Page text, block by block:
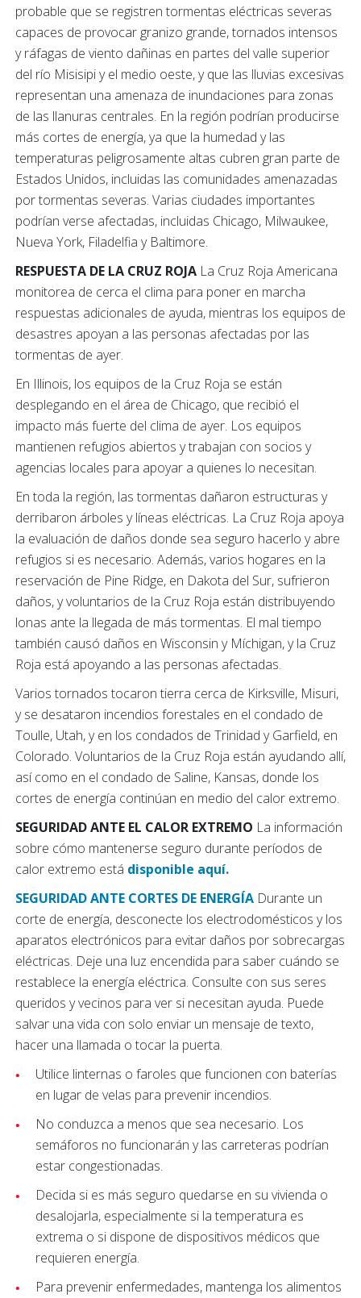
probable que se registren tormentas eléctricas severas
capaces de provocar granizo grande, tornados intensos
y ráfagas de viento dañinas en partes del valle superior
del río Misisipi y el medio oeste, y que las lluvias excesivas
representan una amenaza de inundaciones para zonas
de las llanuras centrales. En la región podrían producirse
más cortes de energía, ya que la humedad y las
temperaturas peligrosamente altas cubren gran parte de
Estados Unidos, incluidas las comunidades amenazadas
por tormentas severas. Varias ciudades importantes
podrían verse afectadas, incluidas Chicago, Milwaukee,
Nueva York, Filadelfia y Baltimore.
RESPUESTA DE LA CRUZ ROJA La Cruz Roja Americana
monitorea de cerca el clima para poner en marcha
respuestas adicionales de ayuda, mientras los equipos de
desastres apoyan a las personas afectadas por las
tormentas de ayer.
En Illinois, los equipos de la Cruz Roja se están
desplegando en el área de Chicago, que recibió el
impacto más fuerte del clima de ayer. Los equipos
mantienen refugios abiertos y trabajan con socios y
agencias locales para apoyar a quienes lo necesitan.
En toda la región, las tormentas dañaron estructuras y
derribaron árboles y líneas eléctricas. La Cruz Roja apoya
la evaluación de daños donde sea seguro hacerlo y abre
refugios si es necesario. Además, varios hogares en la
reservación de Pine Ridge, en Dakota del Sur, sufrieron
daños, y voluntarios de la Cruz Roja están distribuyendo
lonas ante la llegada de más tormentas. El mal tiempo
también causó daños en Wisconsin y Míchigan, y la Cruz
Roja está apoyando a las personas afectadas.
Varios tornados tocaron tierra cerca de Kirksville, Misuri,
y se desataron incendios forestales en el condado de
Toulle, Utah, y en los condados de Trinidad y Garfield, en
Colorado. Voluntarios de la Cruz Roja están ayudando allí,
así como en el condado de Saline, Kansas, donde los
cortes de energía continúan en medio del calor extremo.
SEGURIDAD ANTE EL CALOR EXTREMO La información
sobre cómo mantenerse seguro durante períodos de
calor extremo está disponible aquí.
SEGURIDAD ANTE CORTES DE ENERGÍA Durante un
corte de energía, desconecte los electrodomésticos y los
aparatos electrónicos para evitar daños por sobrecargas
eléctricas. Deje una luz encendida para saber cuándo se
restablece la energía eléctrica. Consulte con sus seres
queridos y vecinos para ver si necesitan ayuda. Puede
salvar una vida con solo enviar un mensaje de texto,
hacer una llamada o tocar la puerta.
Utilice linternas o faroles que funcionen con baterías
en lugar de velas para prevenir incendios.
No conduzca a menos que sea necesario. Los
semáforos no funcionarán y las carreteras podrían
estar congestionadas.
Decida si es más seguro quedarse en su vivienda o
desalojarla, especialmente si la temperatura es
extrema o si dispone de dispositivos médicos que
requieren energía.
Para prevenir enfermedades, mantenga los alimentos